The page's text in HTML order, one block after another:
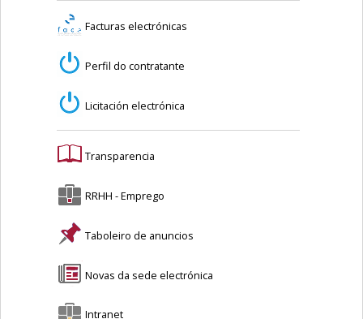
Facturas electrónicas
Perfil do contratante
Licitación electrónica
Transparencia
RRHH - Emprego
Taboleiro de anuncios
Novas da sede electrónica
Intranet